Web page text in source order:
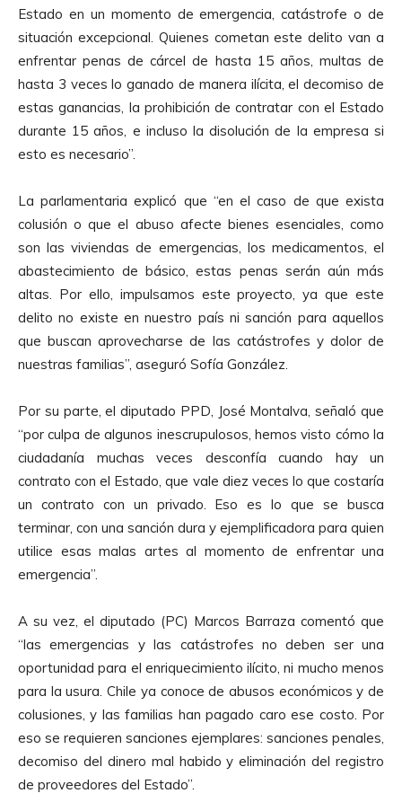
Estado en un momento de emergencia, catástrofe o de
situación excepcional. Quienes cometan este delito van a
enfrentar penas de cárcel de hasta 15 años, multas de
hasta 3 veces lo ganado de manera ilícita, el decomiso de
estas ganancias, la prohibición de contratar con el Estado
durante 15 años, e incluso la disolución de la empresa si
esto es necesario”.
La parlamentaria explicó que “en el caso de que exista
colusión o que el abuso afecte bienes esenciales, como
son las viviendas de emergencias, los medicamentos, el
abastecimiento de básico, estas penas serán aún más
altas. Por ello, impulsamos este proyecto, ya que este
delito no existe en nuestro país ni sanción para aquellos
que buscan aprovecharse de las catástrofes y dolor de
nuestras familias”, aseguró Sofía González.
Por su parte, el diputado PPD, José Montalva, señaló que
“por culpa de algunos inescrupulosos, hemos visto cómo la
ciudadanía muchas veces desconfía cuando hay un
contrato con el Estado, que vale diez veces lo que costaría
un contrato con un privado. Eso es lo que se busca
terminar, con una sanción dura y ejemplificadora para quien
utilice esas malas artes al momento de enfrentar una
emergencia”.
A su vez, el diputado (PC) Marcos Barraza comentó que
“las emergencias y las catástrofes no deben ser una
oportunidad para el enriquecimiento ilícito, ni mucho menos
para la usura. Chile ya conoce de abusos económicos y de
colusiones, y las familias han pagado caro ese costo. Por
eso se requieren sanciones ejemplares: sanciones penales,
decomiso del dinero mal habido y eliminación del registro
de proveedores del Estado”.